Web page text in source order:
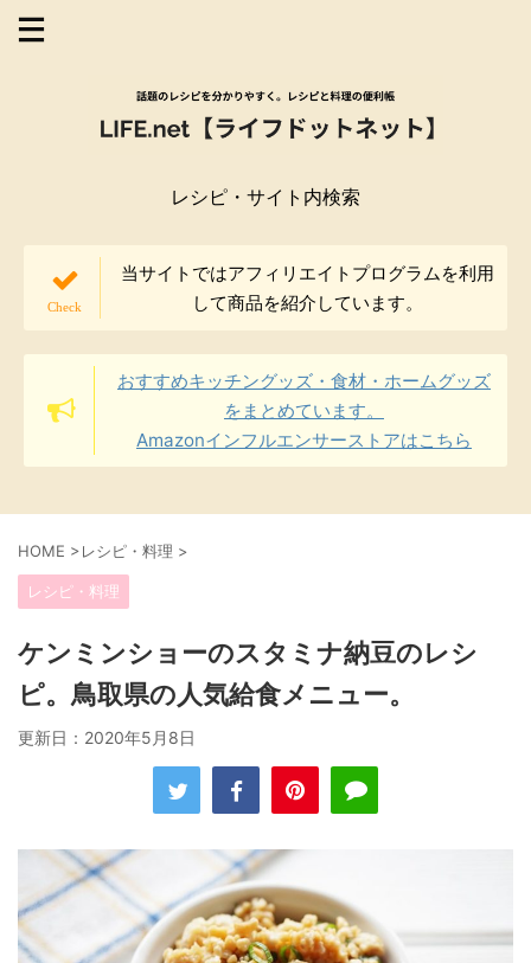
レシピ・サイト内検索
当サイトではアフィリエイトプログラムを利用
して商品を紹介しています。
おすすめキッチングッズ・食材・ホームグッズ
をまとめています。
Amazonインフルエンサーストアはこちら
HOME >レシピ・料理 >
レシピ・料理
ケンミンショーのスタミナ納豆のレシ
ピ。鳥取県の人気給食メニュー。
更新日： 2020年5月8日